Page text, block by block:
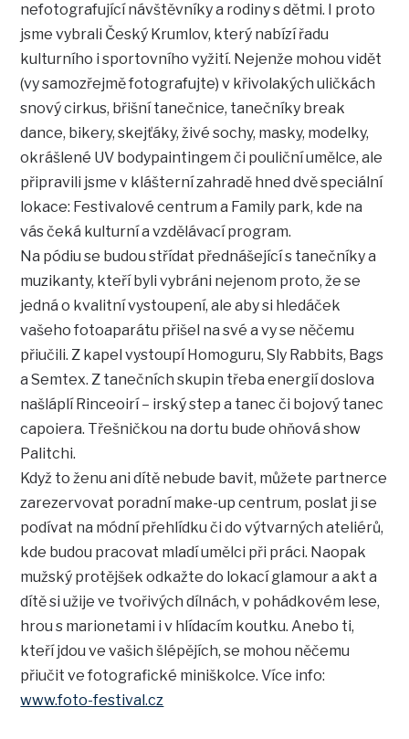
nefotografující návštěvníky a rodiny s dětmi. I proto
jsme vybrali Český Krumlov, který nabízí řadu
kulturního i sportovního vyžití. Nejenže mohou vidět
(vy samozřejmě fotografujte) v křivolakých uličkách
snový cirkus, břišní tanečnice, tanečníky break
dance, bikery, skejťáky, živé sochy, masky, modelky,
okrášlené UV bodypaintingem či pouliční umělce, ale
připravili jsme v klášterní zahradě hned dvě speciální
lokace: Festivalové centrum a Family park, kde na
vás čeká kulturní a vzdělávací program.
Na pódiu se budou střídat přednášející s tanečníky a
muzikanty, kteří byli vybráni nejenom proto, že se
jedná o kvalitní vystoupení, ale aby si hledáček
vašeho fotoaparátu přišel na své a vy se něčemu
přiučili. Z kapel vystoupí Homoguru, Sly Rabbits, Bags
a Semtex. Z tanečních skupin třeba energií doslova
našláplí Rinceoirí – irský step a tanec či bojový tanec
capoiera. Třešničkou na dortu bude ohňová show
Palitchi.
Když to ženu ani dítě nebude bavit, můžete partnerce
zarezervovat poradní make-up centrum, poslat ji se
podívat na módní přehlídku či do výtvarných ateliérů,
kde budou pracovat mladí umělci při práci. Naopak
mužský protějšek odkažte do lokací glamour a akt a
dítě si užije ve tvořivých dílnách, v pohádkovém lese,
hrou s marionetami i v hlídacím koutku. Anebo ti,
kteří jdou ve vašich šlépějích, se mohou něčemu
přiučit ve fotografické miniškolce. Více info:
www.foto-festival.cz